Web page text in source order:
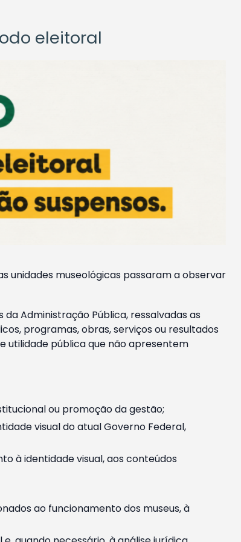
eleitoral
unidades museológicas passaram a observar
Administração Pública, ressalvadas as
programas, obras, serviços ou resultados
utilidade pública que não apresentem
ou promoção da gestão;
visual do atual Governo Federal,
à identidade visual, aos conteúdos
ao funcionamento dos museus, à